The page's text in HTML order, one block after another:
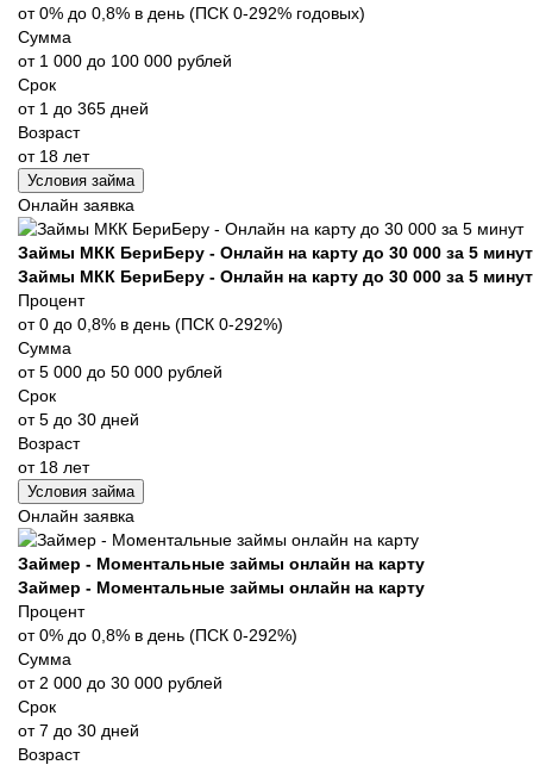
от 0% до 0,8% в день (ПСК 0-292% годовых)
Сумма
от 1 000 до 100 000 рублей
Срок
от 1 до 365 дней
Возраст
от 18 лет
Условия займа
Онлайн заявка
Займы МКК БериБеру - Онлайн на карту до 30 000 за 5 минут
Займы МКК БериБеру - Онлайн на карту до 30 000 за 5 минут
Процент
от 0 до 0,8% в день (ПСК 0-292%)
Сумма
от 5 000 до 50 000 рублей
Срок
от 5 до 30 дней
Возраст
от 18 лет
Условия займа
Онлайн заявка
Займер - Моментальные займы онлайн на карту
Займер - Моментальные займы онлайн на карту
Процент
от 0% до 0,8% в день (ПСК 0-292%)
Сумма
от 2 000 до 30 000 рублей
Срок
от 7 до 30 дней
Возраст